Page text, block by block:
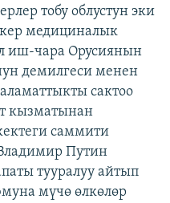
тобу облустун эки
медициналык
иш-чара Орусиянын
демилгеси менен
сактоо
кызматынан
саммити
Путин
тууралуу айтып
мүчө өлкөлөр